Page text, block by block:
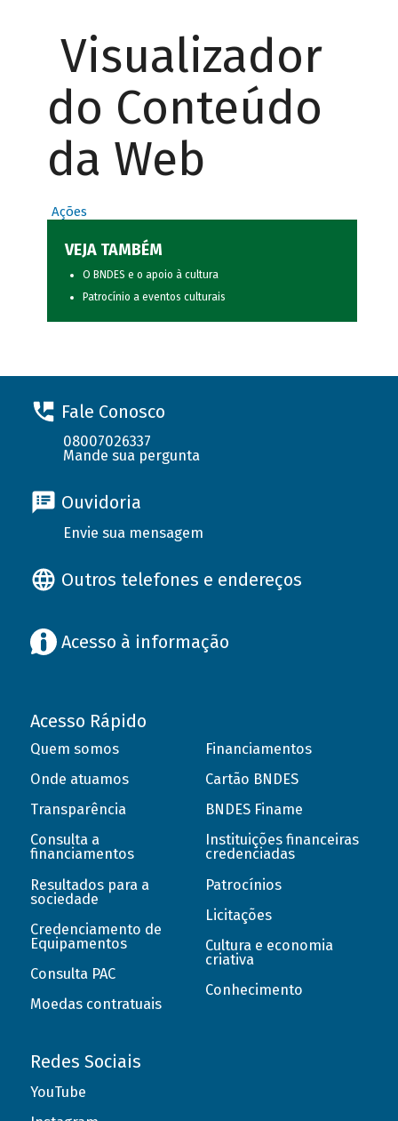
Visualizador
do Conteúdo
da Web
Ações
VEJA TAMBÉM
O BNDES e o apoio à cultura
Patrocínio a eventos culturais
Fale Conosco
08007026337
Mande sua pergunta
Ouvidoria
Envie sua mensagem
Outros telefones e endereços
Acesso à informação
Acesso Rápido
Quem somos
Onde atuamos
Transparência
Consulta a
financiamentos
Resultados para a
sociedade
Credenciamento de
Equipamentos
Consulta PAC
Moedas contratuais
Financiamentos
Cartão BNDES
BNDES Finame
Instituições financeiras
credenciadas
Patrocínios
Licitações
Cultura e economia
criativa
Conhecimento
Redes Sociais
YouTube